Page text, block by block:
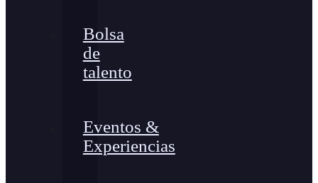
Bolsa
de
talento
Eventos &
Experiencias